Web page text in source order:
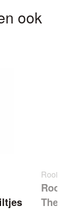
ook
Rooibos